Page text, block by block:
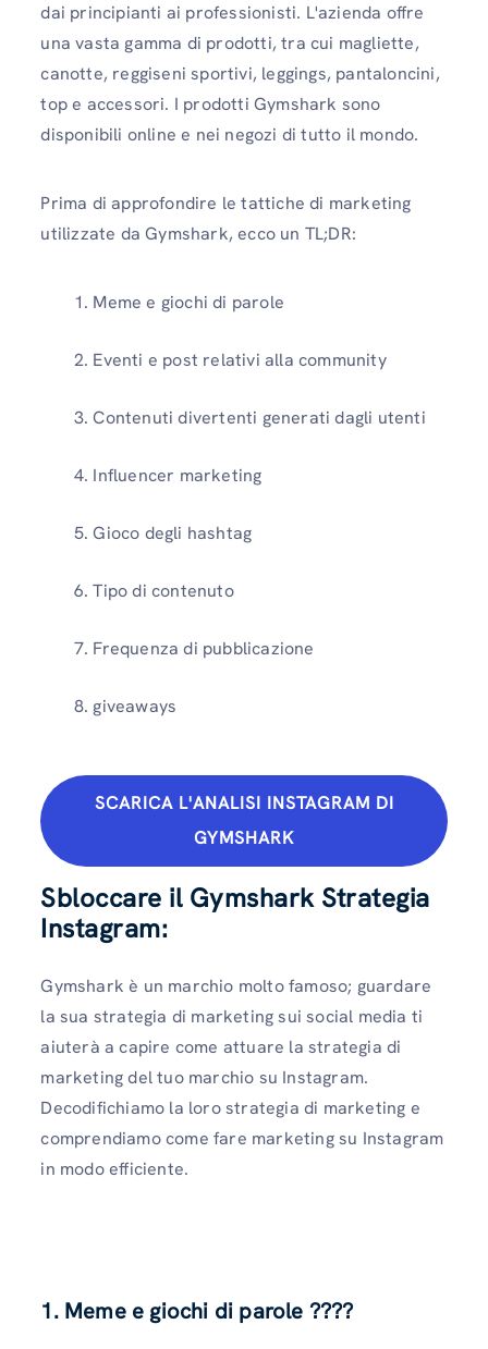
dai principianti ai professionisti. L'azienda offre
una vasta gamma di prodotti, tra cui magliette,
canotte, reggiseni sportivi, leggings, pantaloncini,
top e accessori. I prodotti Gymshark sono
disponibili online e nei negozi di tutto il mondo.
Prima di approfondire le tattiche di marketing
utilizzate da Gymshark, ecco un TL;DR:
Meme e giochi di parole
Eventi e post relativi alla community
Contenuti divertenti generati dagli utenti
Influencer marketing
Gioco degli hashtag
Tipo di contenuto
Frequenza di pubblicazione
giveaways
SCARICA L'ANALISI INSTAGRAM DI
GYMSHARK
Sbloccare il Gymshark Strategia
Instagram:
Gymshark è un marchio molto famoso; guardare
la sua strategia di marketing sui social media ti
aiuterà a capire come attuare la strategia di
marketing del tuo marchio su Instagram.
Decodifichiamo la loro strategia di marketing e
comprendiamo come fare marketing su Instagram
in modo efficiente.
1. Meme e giochi di parole ????